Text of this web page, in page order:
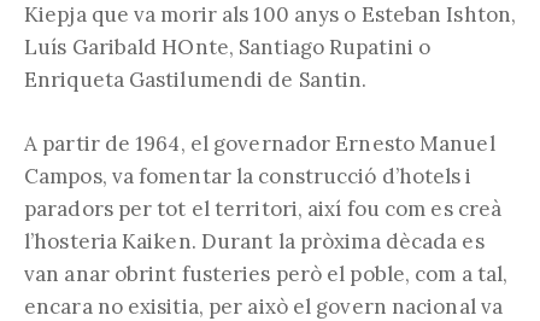
Kiepja que va morir als 100 anys o Esteban Ishton,
Luís Garibald HOnte, Santiago Rupatini o
Enriqueta Gastilumendi de Santin.
A partir de 1964, el governador Ernesto Manuel
Campos, va fomentar la construcció d’hotels i
paradors per tot el territori, així fou com es creà
l’hosteria Kaiken. Durant la pròxima dècada es
van anar obrint fusteries però el poble, com a tal,
encara no exisitia, per això el govern nacional va